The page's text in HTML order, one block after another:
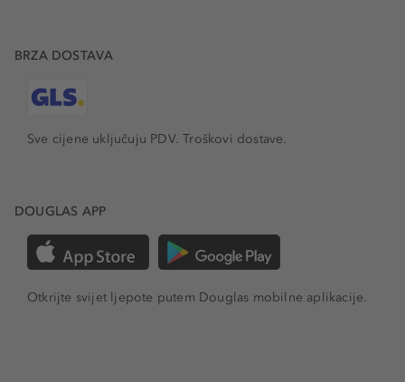
BRZA DOSTAVA
Sve cijene uključuju PDV.Troškovi dostave.
DOUGLAS APP
Otkrijte svijet ljepote putem Douglas mobilne aplikacije.